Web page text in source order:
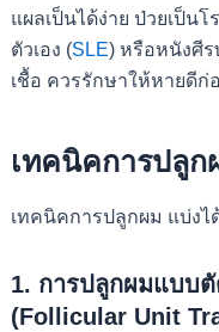
แผลเป็นได้ง่าย ป่วยเป็น
ตัวเอง (SLE) หรือหนังศีร
เชื้อ ควรรักษาให้หายดีก่
เทคนิคการปลู
เทคนิคการปลูกผม แบ่งไ
1. การปลูกผมแบบ
(Follicular Unit